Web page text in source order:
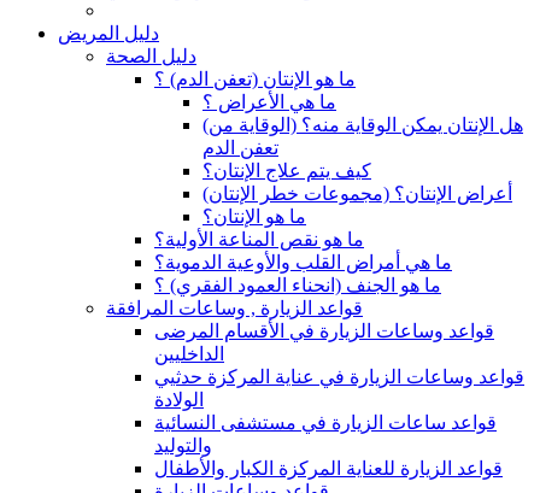
دليل المريض
دليل الصحة
ما هو الإنتان (تعفن الدم) ؟
ما هي الأعراض ؟
(هل الإنتان يمكن الوقاية منه؟ (الوقاية من
تعفن الدم
كيف يتم علاج الإنتان؟
(أعراض الإنتان؟ (مجموعات خطر الإنتان
ما هو الإنتان؟
ما هو نقص المناعة الأولية؟
ما هي أمراض القلب والأوعية الدموية؟
ما هو الجنف (انحناء العمود الفقري) ؟
قواعد الزيارة , وساعات المرافقة
قواعد وساعات الزيارة في الأقسام المرضى
الداخليين
قواعد وساعات الزيارة في عناية المركزة حدثيي
الولادة
قواعد ساعات الزيارة في مستشفى النسائية
والتوليد
قواعد الزيارة للعناية المركزة الكبار والأطفال